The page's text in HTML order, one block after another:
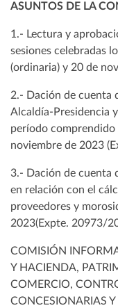
ASUNTOS DE LA
1.- Lectura y
sesiones celebradas
(ordinaria) y 20 de
2.- Dación de cuenta
Alcaldía-Presidencia
período
noviembre de 2023
3.- Dación de cuenta
en relación con el
proveedores y
2023(Expte. 20973/
COMISIÓN
Y HACIENDA,
COMERCIO,
CONCESIONARIAS